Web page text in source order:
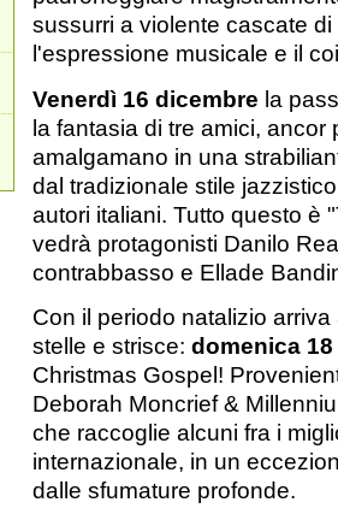
sussurri a violente cascate
l'espressione musicale e il
Venerdì 16 dicembre la
la fantasia di tre amici, ancor
amalgamano in una
dal tradizionale stile
autori italiani. Tutto questo è
vedrà protagonisti Danilo
contrabbasso e Ellade
Con il periodo natalizio
stelle e strisce: domenica
Christmas Gospel!
Deborah Moncrief &
che raccoglie alcuni fra i
internazionale, in un
dalle sfumature profonde.